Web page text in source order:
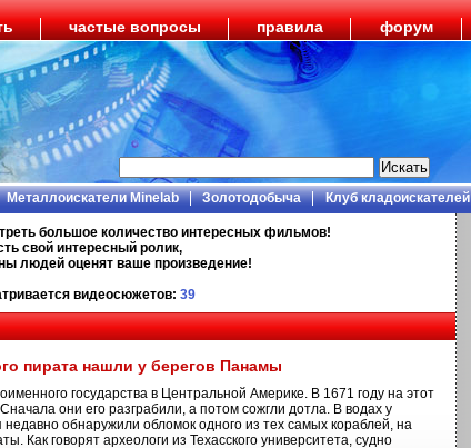
частые вопросы правила форум
Металлоискатели Minelab Золотодобыча Клуб кладоискателей
большое количество интересных фильмов!
свой интересный ролик,
людей оценят ваше произведение!
видеосюжетов: 39
пирата нашли у берегов Панамы
государства в Центральной Америке. В 1671 году на этот
они его разграбили, а потом сожгли дотла. В водах у
обнаружили обломок одного из тех самых кораблей, на
Как говорят археологи из Техасского университета, судно